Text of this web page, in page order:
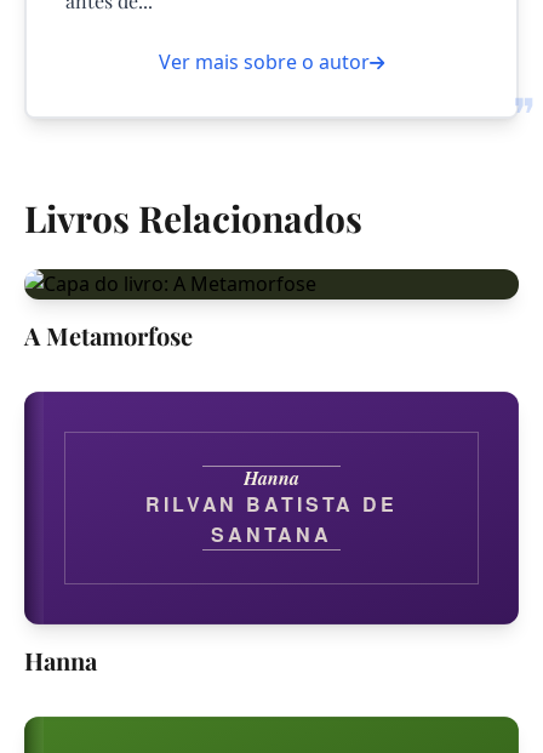
❞
Ver mais sobre o autor
Livros Relacionados
A Metamorfose
Hanna
RILVAN BATISTA DE
SANTANA
Hanna